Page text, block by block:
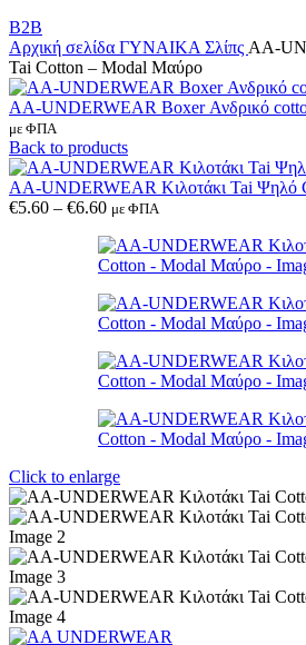
B2B
Αρχική σελίδα ΓΥΝΑΙΚΑ Σλίπς AA-
Tai Cotton – Modal Μαύρο
AA-UNDERWEAR Boxer Ανδρικό
με ΦΠΑ
Back to products
AA-UNDERWEAR Κιλοτάκι Tai Ψηλό
€5.60 – €6.60Price
€5.60
through
με ΦΠΑ
Click to enlarge